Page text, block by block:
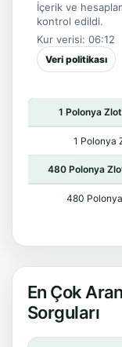
İçerik ve
kontrol edildi.
Kur verisi: 06:12
Veri politikası
1 Polonya
1 Polonya
480 Polonya
480
En Çok
Sorguları